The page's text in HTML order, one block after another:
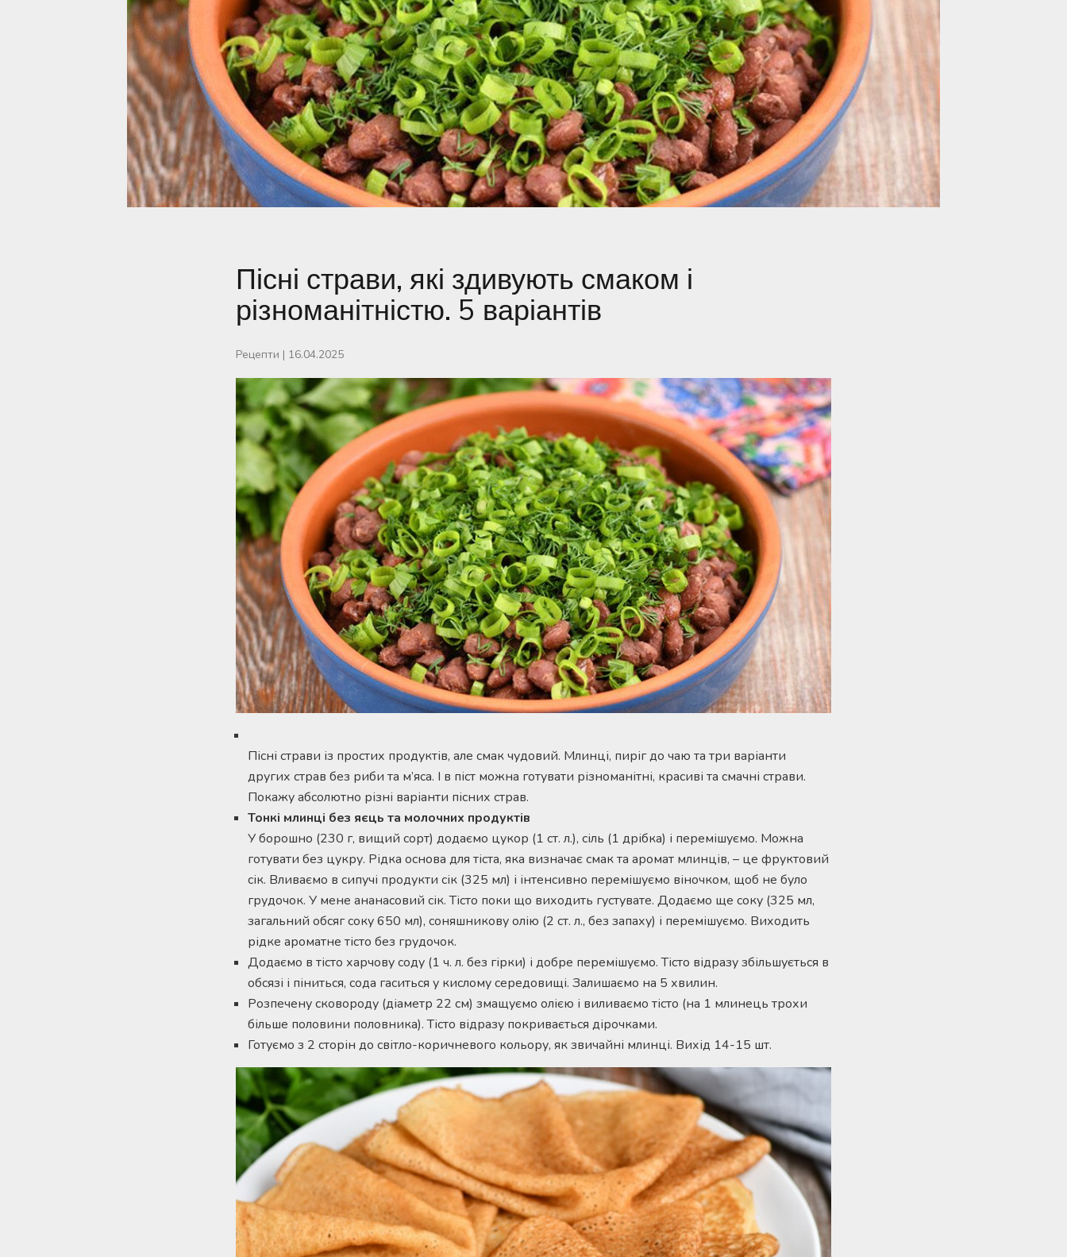
Пісні страви, які здивують смаком і
різноманітністю. 5 варіантів
Рецепти | 16.04.2025
Пісні страви із простих продуктів, але смак чудовий. Млинці, пиріг до чаю та три варіанти
других страв без риби та м’яса. І в піст можна готувати різноманітні, красиві та смачні страви.
Покажу абсолютно різні варіанти пісних страв.
Тонкі млинці без яєць та молочних продуктів
У борошно (230 г, вищий сорт) додаємо цукор (1 ст. л.), сіль (1 дрібка) і перемішуємо. Можна
готувати без цукру. Рідка основа для тіста, яка визначає смак та аромат млинців, – це фруктовий
сік. Вливаємо в сипучі продукти сік (325 мл) і інтенсивно перемішуємо віночком, щоб не було
грудочок. У мене ананасовий сік. Тісто поки що виходить густувате. Додаємо ще соку (325 мл,
загальний обсяг соку 650 мл), соняшникову олію (2 ст. л., без запаху) і перемішуємо. Виходить
рідке ароматне тісто без грудочок.
Додаємо в тісто харчову соду (1 ч. л. без гірки) і добре перемішуємо. Тісто відразу збільшується в
обсязі і піниться, сода гаситься у кислому середовищі. Залишаємо на 5 хвилин.
Розпечену сковороду (діаметр 22 см) змащуємо олією і виливаємо тісто (на 1 млинець трохи
більше половини половника). Тісто відразу покривається дірочками.
Готуємо з 2 сторін до світло-коричневого кольору, як звичайні млинці. Вихід 14-15 шт.